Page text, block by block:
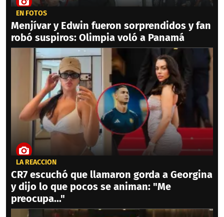
EN FOTOS
Menjívar y Edwin fueron sorprendidos y fan
robó suspiros: Olimpia voló a Panamá
LA REACCIÓN
CR7 escuchó que llamaron gorda a Georgina
y dijo lo que pocos se animan: "Me
preocupa..."